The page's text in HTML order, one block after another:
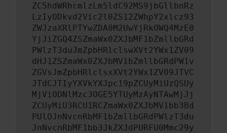
ZC5hdWRhcmlzLm5ldC92MS9jbGllbnRz
LzIyODkvd2Vic2l0ZS12ZWhpY2xlcz93
ZWJzaXRlPTYwZDA0M2UwYjRkOWQ4MzE0
YjJiZGQ4ZSZmaWx0ZXJbMF1bZmllbGRd
PWlzT3duJmZpbHRlclswXVt2YWx1ZV09
dHJ1ZSZmaWx0ZXJbMV1bZmllbGRdPW1v
ZGVsJmZpbHRlclsxXVt2YWx1ZV09JTVC
JTdCJTIyYXVkYXJpc19pZCUyMiUzQSUy
MjViODNlMzc3OGE5YTUyMzAyNTAwMjJj
ZCUyMiU3RCU1RCZmaWx0ZXJbMV1bb3Bd
PUlOJnNvcnRbMF1bZmllbGRdPWlzT3du
JnNvcnRbMF1bb3JkZXJdPURFU0Mmc29y